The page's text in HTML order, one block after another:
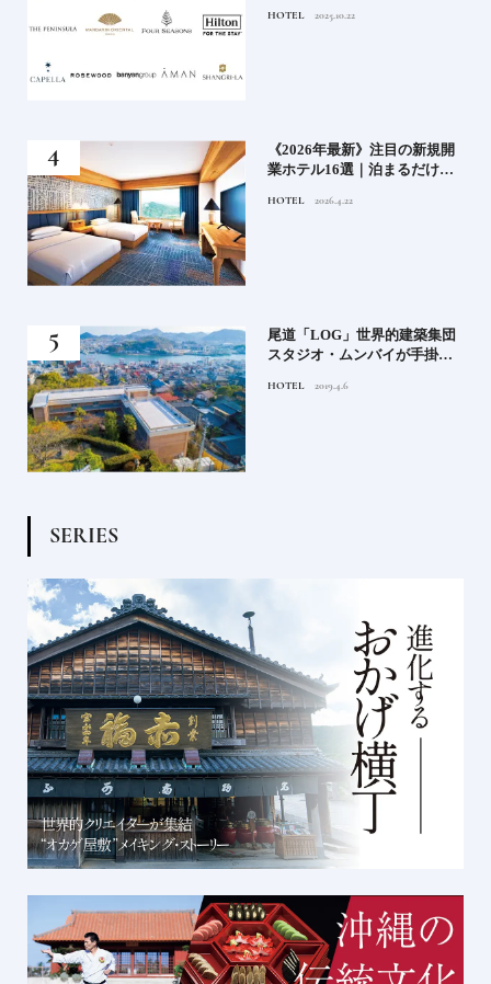
満喫｜ホテルブランド大解剖
HOTEL 2025.10.22
《2026年最新》注目の新規開
業ホテル16選｜泊まるだけで
ル
HOTEL 2026.4.22
尾道「LOG」世界的建築集団
スタジオ・ムンバイが手掛け
HOTEL 2019.4.6
SERIES